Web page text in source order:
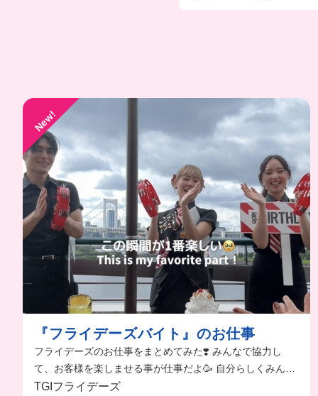
New!
『フライデーズバイト』のお仕事
フライデーズのお仕事をまとめてみた❣️ みんなで協力し
て、お客様を楽しませる事が仕事だよ🥳 自分らしくみんな
が楽しい環境でバイトできるの最高👏
TGIフライデーズ